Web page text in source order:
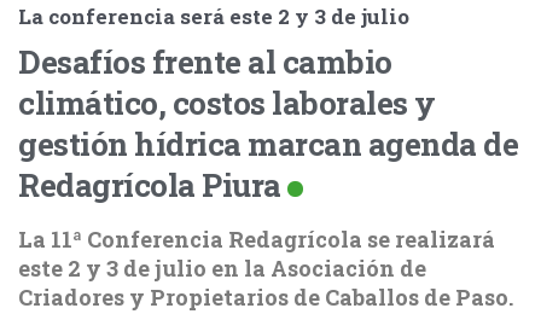
La conferencia será este 2 y 3 de julio
Desafíos frente al cambio
climático, costos laborales y
gestión hídrica marcan agenda de
Redagrícola Piura
La 11ª Conferencia Redagrícola se realizará
este 2 y 3 de julio en la Asociación de
Criadores y Propietarios de Caballos de Paso.